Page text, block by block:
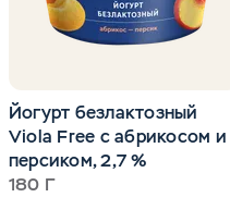
Йогурт безлактозный
Viola Free с абрикосом и
персиком, 2,7 %
180 Г